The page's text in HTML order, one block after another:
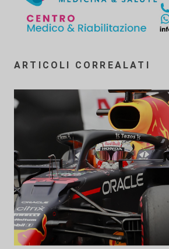
ARTICOLI CORREALATI